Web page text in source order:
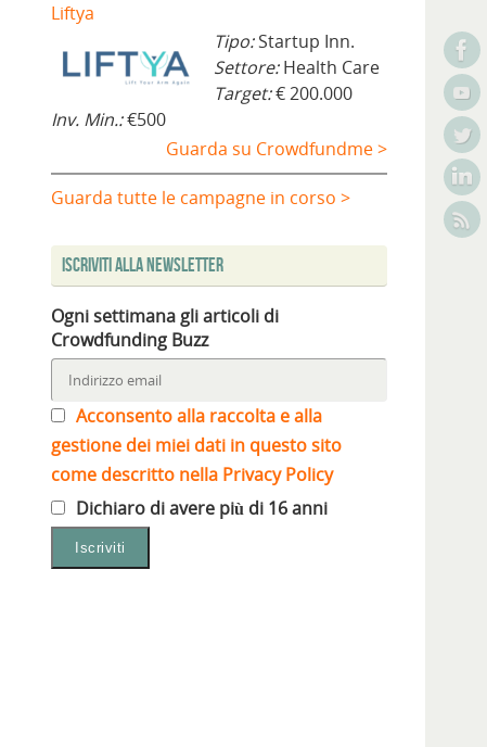
Liftya
Tipo:Startup Inn.
Settore:Health Care
Target:€ 200.000
Inv. Min.:€500
Guarda su Crowdfundme >
Guarda tutte le campagne in corso >
Iscriviti alla Newsletter
Ogni settimana gli articoli di
Crowdfunding Buzz
Acconsento alla raccolta e alla
gestione dei miei dati in questo sito
come descritto nella Privacy Policy
Dichiaro di avere più di 16 anni